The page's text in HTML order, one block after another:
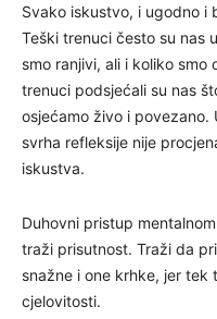
Svako iskustvo, i ugodno i
Teški trenuci često su nas
smo ranjivi, ali i koliko smo
trenuci podsjećali su nas
osjećamo živo i povezano.
svrha refleksije nije
iskustva.
Duhovni pristup
traži prisutnost. Traži da
snažne i one krhke, jer tek
cjelovitosti.